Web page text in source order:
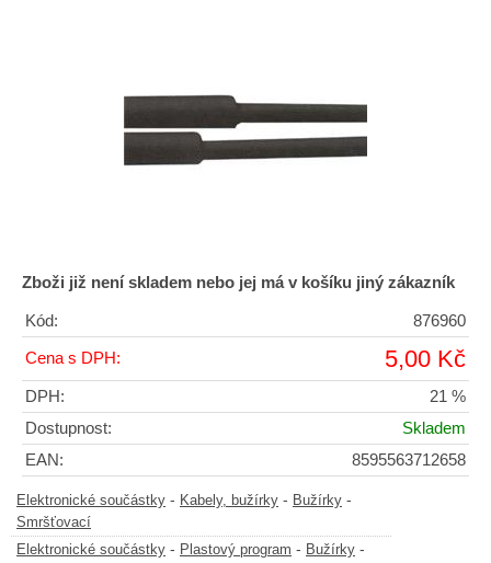
Zboži již není skladem nebo jej má v košíku jiný zákazník
Kód: 876960
Cena s DPH: 5,00 Kč
DPH:
21 %
Dostupnost:
Skladem
EAN:
8595563712658
Elektronické součástky - Kabely, bužírky - Bužírky -
Smršťovací
Elektronické součástky - Plastový program - Bužírky -